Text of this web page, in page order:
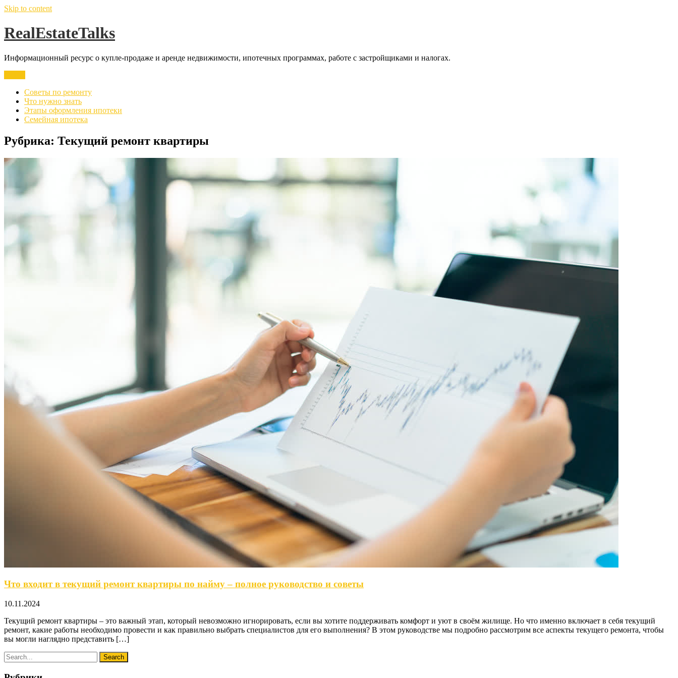
Skip to content
RealEstateTalks
Информационный ресурс о купле-продаже и аренде недвижимости, ипотечных программах, работе с застройщиками и налогах.
Советы по ремонту
Что нужно знать
Этапы оформления ипотеки
Семейная ипотека
Рубрика: Текущий ремонт квартиры
Что входит в текущий ремонт квартиры по найму – полное руководство и советы
10.11.2024
Текущий ремонт квартиры – это важный этап, который невозможно игнорировать, если вы хотите поддерживать комфорт и уют в своём жилище. Но что именно включает в себя текущий
ремонт, какие работы необходимо провести и как правильно выбрать специалистов для его выполнения? В этом руководстве мы подробно рассмотрим все аспекты текущего ремонта, чтобы
вы могли наглядно представить […]